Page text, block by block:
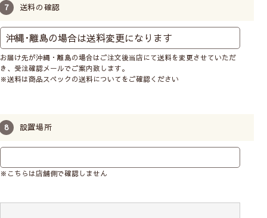
送料の確認
お届け先が沖縄・離島の場合はご注文後当店にて送料を変更させていただ
き、受注確認メールでご案内致します。
※送料は商品スペックの送料についてをご確認ください
設置場所
※こちらは店舗側で確認しません